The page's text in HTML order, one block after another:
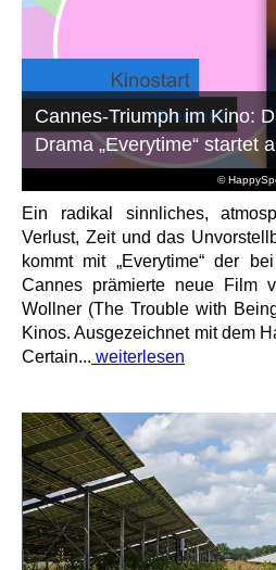
©
Cannes-Triumph im Kino:
Drama „Everytime“ startet
Ein radikal sinnliches,
Verlust, Zeit und das
kommt mit „Everytime“ der
Cannes prämierte neue Film
Wollner (The Trouble with
Kinos. Ausgezeichnet mit dem
Certain... weiterlesen